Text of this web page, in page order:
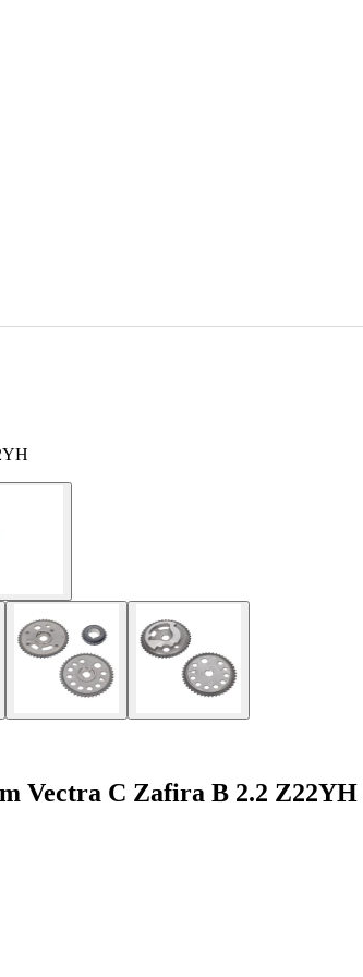
Vectra C Zafira B 2.2 Z22YH